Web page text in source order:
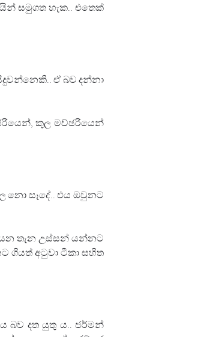
සමුගත හැක.. එතෙක්
ඒ බව දන්නා
කුල මච්ඡරියෙන්
නො සෑදේ.. එය ඔවුනට
යන තැන උස්සන් යන්නට
ගියත් අටුවා ටීකා සහිත
බව දත යුතු ය.. ජර්මන්